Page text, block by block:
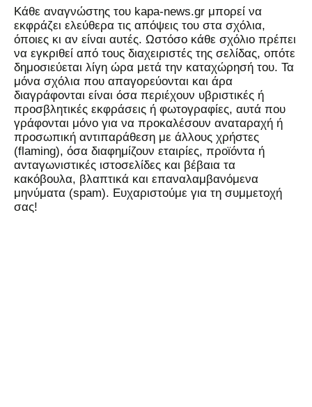
Kάθε αναγνώστης του kapa-news.gr μπορεί να
εκφράζει ελεύθερα τις απόψεις του στα σχόλια,
όποιες κι αν είναι αυτές. Ωστόσο κάθε σχόλιο πρέπει
να εγκριθεί από τους διαχειριστές της σελίδας, οπότε
δημοσιεύεται λίγη ώρα μετά την καταχώρησή του. Τα
μόνα σχόλια που απαγορεύονται και άρα
διαγράφονται είναι όσα περιέχουν υβριστικές ή
προσβλητικές εκφράσεις ή φωτογραφίες, αυτά που
γράφονται μόνο για να προκαλέσουν αναταραχή ή
προσωπική αντιπαράθεση με άλλους χρήστες
(flaming), όσα διαφημίζουν εταιρίες, προϊόντα ή
ανταγωνιστικές ιστοσελίδες και βέβαια τα
κακόβουλα, βλαπτικά και επαναλαμβανόμενα
μηνύματα (spam). Ευχαριστούμε για τη συμμετοχή
σας!